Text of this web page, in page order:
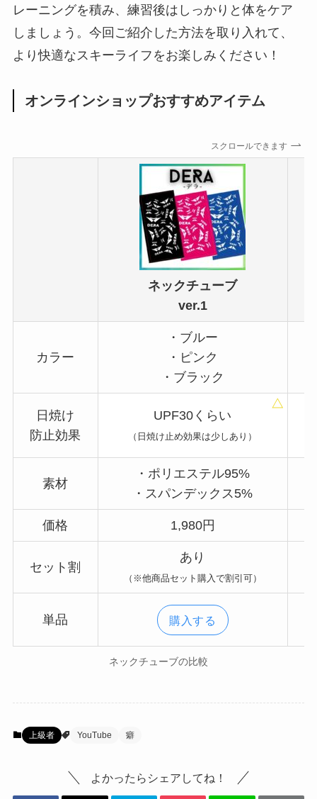
レーニングを積み、練習後はしっかりと体をケア
しましょう。今回ご紹介した方法を取り入れて、
より快適なスキーライフをお楽しみください！
オンラインショップおすすめアイテム
スクロールできます
ネックチューブ
ver.1
カラー
・ブルー
・ピンク
・ブラック
日焼け
防止効果
UPF30くらい
（日焼け止め効果は少しあり）
素材
・ポリエステル95%
・スパンデックス5%
価格 1,980円
セット割
あり
（※他商品セット購入で割引可）
単品 購入する
ネックチューブの比較
上級者 YouTube 癖
よかったらシェアしてね！